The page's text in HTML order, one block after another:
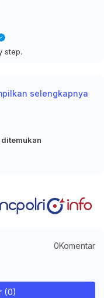
step.
selengkapnya
0Komentar
(0)